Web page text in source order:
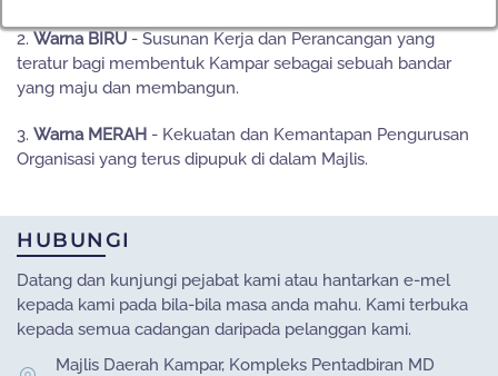
2. Warna BIRU - Susunan Kerja dan Perancangan yang
teratur bagi membentuk Kampar sebagai sebuah bandar
yang maju dan membangun.
3. Warna MERAH - Kekuatan dan Kemantapan Pengurusan
Organisasi yang terus dipupuk di dalam Majlis.
HUBUNGI
Datang dan kunjungi pejabat kami atau hantarkan e-mel
kepada kami pada bila-bila masa anda mahu. Kami terbuka
kepada semua cadangan daripada pelanggan kami.
Majlis Daerah Kampar, Kompleks Pentadbiran MD